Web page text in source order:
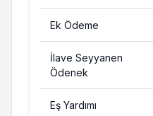
Ek Ödeme
İlave Seyyanen
Ödenek
Eş Yardımı